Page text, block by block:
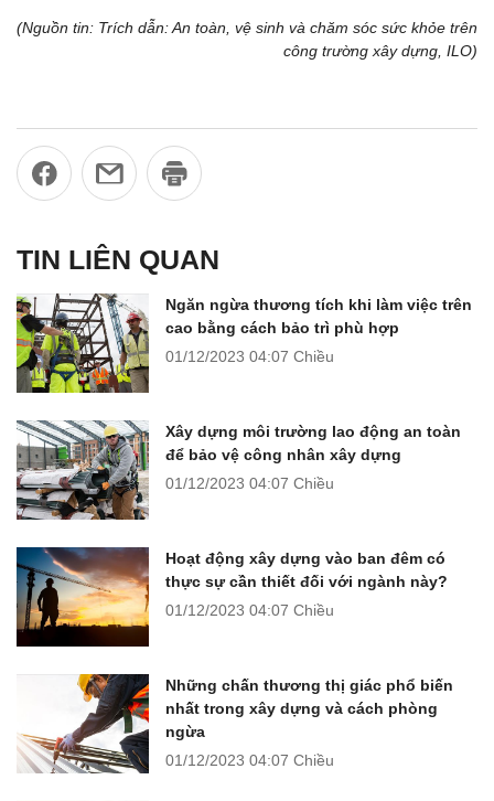
(Nguồn tin: Trích dẫn: An toàn, vệ sinh và chăm sóc sức khỏe trên
công trường xây dựng, ILO)
TIN LIÊN QUAN
Ngăn ngừa thương tích khi làm việc trên
cao bằng cách bảo trì phù hợp
01/12/2023 04:07 Chiều
Xây dựng môi trường lao động an toàn
để bảo vệ công nhân xây dựng
01/12/2023 04:07 Chiều
Hoạt động xây dựng vào ban đêm có
thực sự cần thiết đối với ngành này?
01/12/2023 04:07 Chiều
Những chấn thương thị giác phổ biến
nhất trong xây dựng và cách phòng
ngừa
01/12/2023 04:07 Chiều